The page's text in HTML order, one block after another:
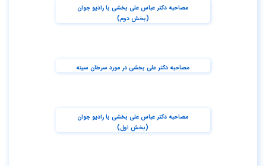
مصاحبه دکتر عباس علی بخشی با رادیو جوان
(بخش دوم)
مصاحبه دکتر علی بخشی در مورد سرطان سینه
مصاحبه دکتر عباس علی بخشی با رادیو جوان
(بخش اول)